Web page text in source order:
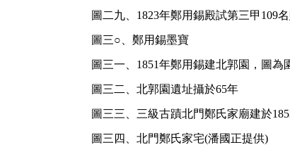
圖二九、1823年鄭用錫殿試第三甲109
圖三○、鄭用錫墨寶
圖三一、1851年鄭用錫建北郭園，圖為
圖三二、北郭園遺址攝於65年
圖三三、三級古蹟北門鄭氏家廟建於
圖三四、北門鄭氏家宅(潘國正提供)